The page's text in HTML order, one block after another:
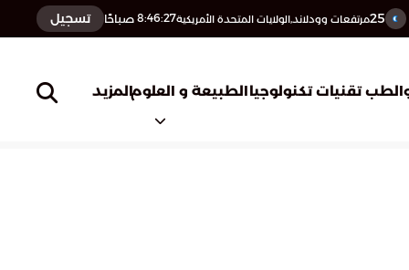
25مرتفعات وودلاند,الولايات المتحدة الأمريكية8:46:28 صباحًا تسجيل
تقنيات تكنولوجياالطبيعة و العلومالمزيد